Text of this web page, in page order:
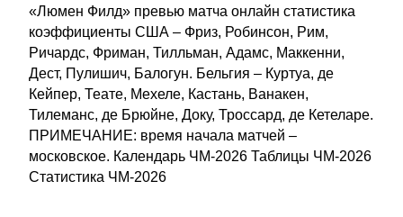
«Люмен Филд» превью матча онлайн статистика
коэффициенты США – Фриз, Робинсон, Рим,
Ричардс, Фриман, Тилльман, Адамс, Маккенни,
Дест, Пулишич, Балогун. Бельгия – Куртуа, де
Кейпер, Теате, Мехеле, Кастань, Ванакен,
Тилеманс, де Брюйне, Доку, Троссард, де Кетеларе.
ПРИМЕЧАНИЕ: время начала матчей –
московское. Календарь ЧМ-2026 Таблицы ЧМ-2026
Статистика ЧМ-2026